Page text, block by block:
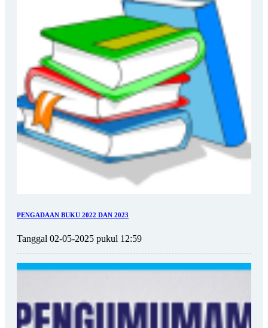
PENGADAAN BUKU 2022 DAN 2023
Tanggal 02-05-2025 pukul 12:59